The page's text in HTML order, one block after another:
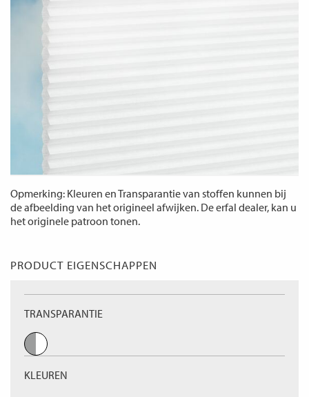
Opmerking: Kleuren en Transparantie van stoffen kunnen bij
de afbeelding van het origineel afwijken. De erfal dealer, kan u
het originele patroon tonen.
PRODUCT EIGENSCHAPPEN
TRANSPARANTIE
KLEUREN